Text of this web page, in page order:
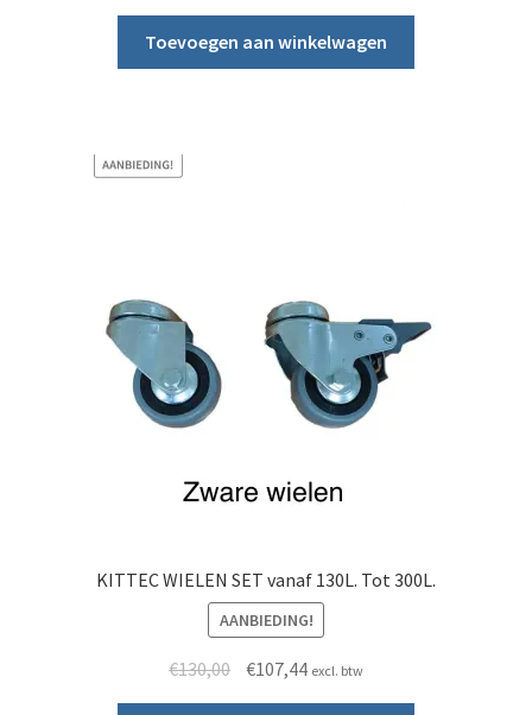
Toevoegen aan winkelwagen
KITTEC WIELEN SET vanaf 130L. Tot 300L.
AANBIEDING!
€130,00 Oorspronkelijke prijs was: €130,00.
€107,44Huidige prijs is: €107,44.
excl. btw